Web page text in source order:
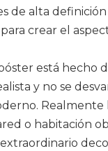
de alta
crear el
está hecho
y no se
Realmente
o habitación